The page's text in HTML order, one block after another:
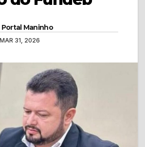
Portal Maninho
MAR 31, 2026